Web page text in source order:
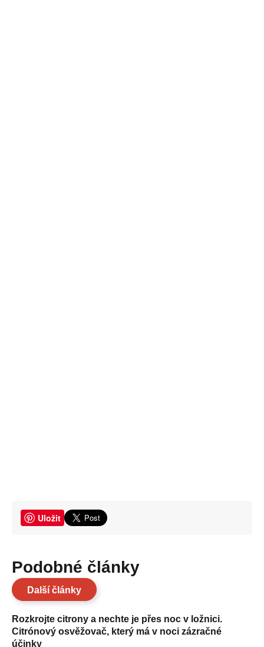
Uložit
Podobné články
Další články
Rozkrojte citrony a nechte je přes noc v ložnici.
Citrónový osvěžovač, který má v noci zázračné
účinky